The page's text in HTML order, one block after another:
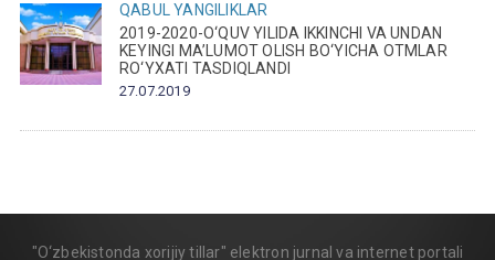
QABUL
YANGILIKLAR
2019-2020-O‘QUV YILIDA IKKINCHI VA UNDAN
KEYINGI MA’LUMOT OLISH BO‘YICHA OTMLAR
RO‘YXATI TASDIQLANDI
27.07.2019
"O‘zbekistonda xorijiy tillar" elektron jurnal va internet portali